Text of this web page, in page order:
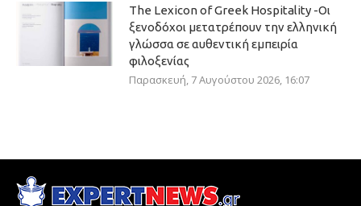
The Lexicon of Greek Hospitality -Οι
ξενοδόχοι μετατρέπουν την ελληνική
γλώσσα σε αυθεντική εμπειρία
φιλοξενίας
Παρασκευή, 7 Αυγούστου 2026, 16:07